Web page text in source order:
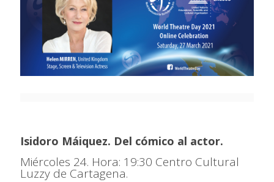
Isidoro Máiquez. Del cómico al actor.
Miércoles 24. Hora: 19:30 Centro Cultural
Luzzy de Cartagena.